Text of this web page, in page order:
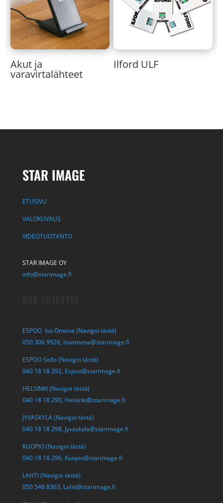
Akut ja
varavirtalähteet
Ilford ULF
STAR IMAGE
ETUSIVU
VALOKUVAUS
VIDEOTUOTANTO
STAR IMAGE OY
info@starimage.fi
ESPOO Iso Omena (Navigoi tästä)
050 306 9926, Isoomena@starimage.fi
ESPOO Sello (Navigoi tästä)
040 18 18 292, Espoo@starimage.fi
HELSINKI (Navigoi tästä)
040 18 18 290, Helsinki@starimage.fi
JYVÄSKYLÄ (Navigoi tästä)
040 18 18 298, Jyvaskyla@starimage.fi
KUOPIO (Navigoi tästä)
040 18 18 296, Kuopio@starimage.fi
LAHTI (Navigoi tästä)
050 548 8363, Lahti@starimage.fi